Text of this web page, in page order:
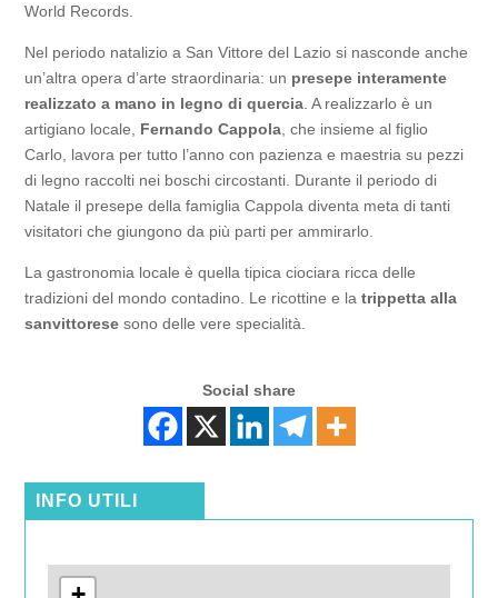
World Records.
Nel periodo natalizio a San Vittore del Lazio si nasconde anche
un’altra opera d’arte straordinaria: un presepe interamente
realizzato a mano in legno di quercia . A realizzarlo è un
artigiano locale, Fernando Cappola , che insieme al figlio
Carlo, lavora per tutto l’anno con pazienza e maestria su pezzi
di legno raccolti nei boschi circostanti. Durante il periodo di
Natale il presepe della famiglia Cappola diventa meta di tanti
visitatori che giungono da più parti per ammirarlo.
La gastronomia locale è quella tipica ciociara ricca delle
tradizioni del mondo contadino. Le ricottine e latrippetta alla
sanvittorese sono delle vere specialità.
Social share
INFO UTILI